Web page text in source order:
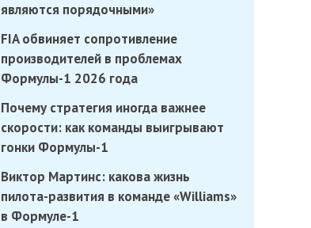
являются порядочными»
FIA обвиняет сопротивление
производителей в проблемах
Формулы-1 2026 года
Почему стратегия иногда важнее
скорости: как команды выигрывают
гонки Формулы-1
Виктор Мартинс: какова жизнь
пилота-развития в команде «Williams»
в Формуле-1